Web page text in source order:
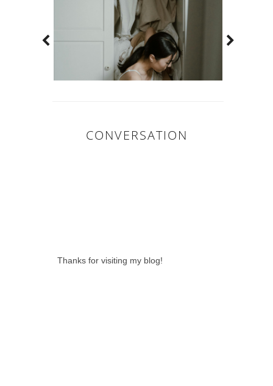
CONVERSATION
Thanks for visiting my blog!